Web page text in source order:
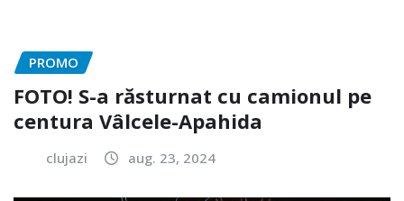
PROMO
FOTO! S-a răsturnat cu camionul pe
centura Vâlcele-Apahida
clujazi aug. 23, 2024